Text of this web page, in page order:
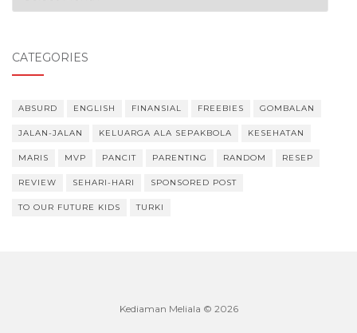
CATEGORIES
ABSURD ENGLISH FINANSIAL FREEBIES GOMBALAN
JALAN-JALAN KELUARGA ALA SEPAKBOLA KESEHATAN
MARIS MVP PANCIT PARENTING RANDOM RESEP
REVIEW SEHARI-HARI SPONSORED POST
TO OUR FUTURE KIDS TURKI
Kediaman Meliala © 2026